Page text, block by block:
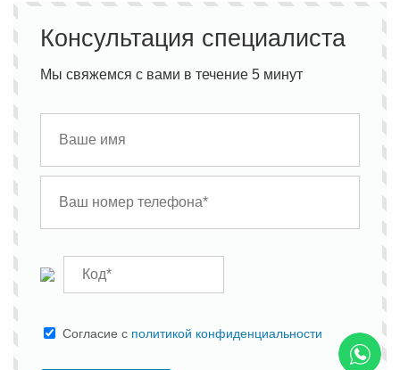
Консультация специалиста
Мы свяжемся с вами в течение 5 минут
Cогласие с политикой конфиденциальности